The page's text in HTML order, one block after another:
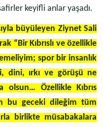
keyifli anlar yaşadı.
büyüleyen Ziynet Sali
“Bir Kıbrıslı ve özellikle
spor bir insanlık
dini, ırkı ve görüşü ne
Özellikle Kıbrıs
bu geceki dileğim tüm
birlikte müsabakalara